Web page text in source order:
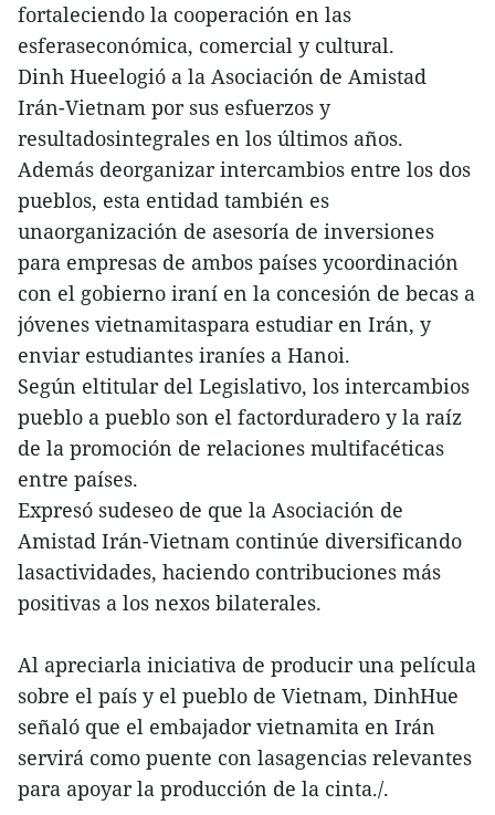
fortaleciendo la cooperación en las
esferaseconómica, comercial y cultural.
Dinh Hueelogió a la Asociación de Amistad
Irán-Vietnam por sus esfuerzos y
resultadosintegrales en los últimos años.
Además deorganizar intercambios entre los dos
pueblos, esta entidad también es
unaorganización de asesoría de inversiones
para empresas de ambos países ycoordinación
con el gobierno iraní en la concesión de becas a
jóvenes vietnamitaspara estudiar en Irán, y
enviar estudiantes iraníes a Hanoi.
Según eltitular del Legislativo, los intercambios
pueblo a pueblo son el factorduradero y la raíz
de la promoción de relaciones multifacéticas
entre países.
Expresó sudeseo de que la Asociación de
Amistad Irán-Vietnam continúe diversificando
lasactividades, haciendo contribuciones más
positivas a los nexos bilaterales.
Al apreciarla iniciativa de producir una película
sobre el país y el pueblo de Vietnam, DinhHue
señaló que el embajador vietnamita en Irán
servirá como puente con lasagencias relevantes
para apoyar la producción de la cinta./.